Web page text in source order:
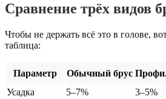
Сравнение трёх видов
Чтобы не держать всё это в голове,
таблица:
Параметр Обычный брус
Усадка
5–7% 3–5%